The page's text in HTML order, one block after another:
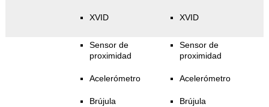
XVID XVID
Sensor de
proximidad
Acelerómetro
Brújula
Sensor de
proximidad
Acelerómetro
Brújula